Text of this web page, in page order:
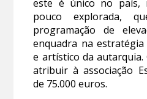
este é único no país,
pouco explorada,
programação de
enquadra na
e artístico da
atribuir à associação
de 75.000 euros.